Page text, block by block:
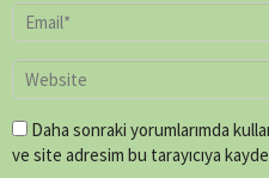
Daha sonraki yorumlarımda
ve site adresim bu tarayıcıya